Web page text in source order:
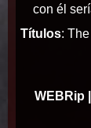
con él
Títulos:
WEBRip